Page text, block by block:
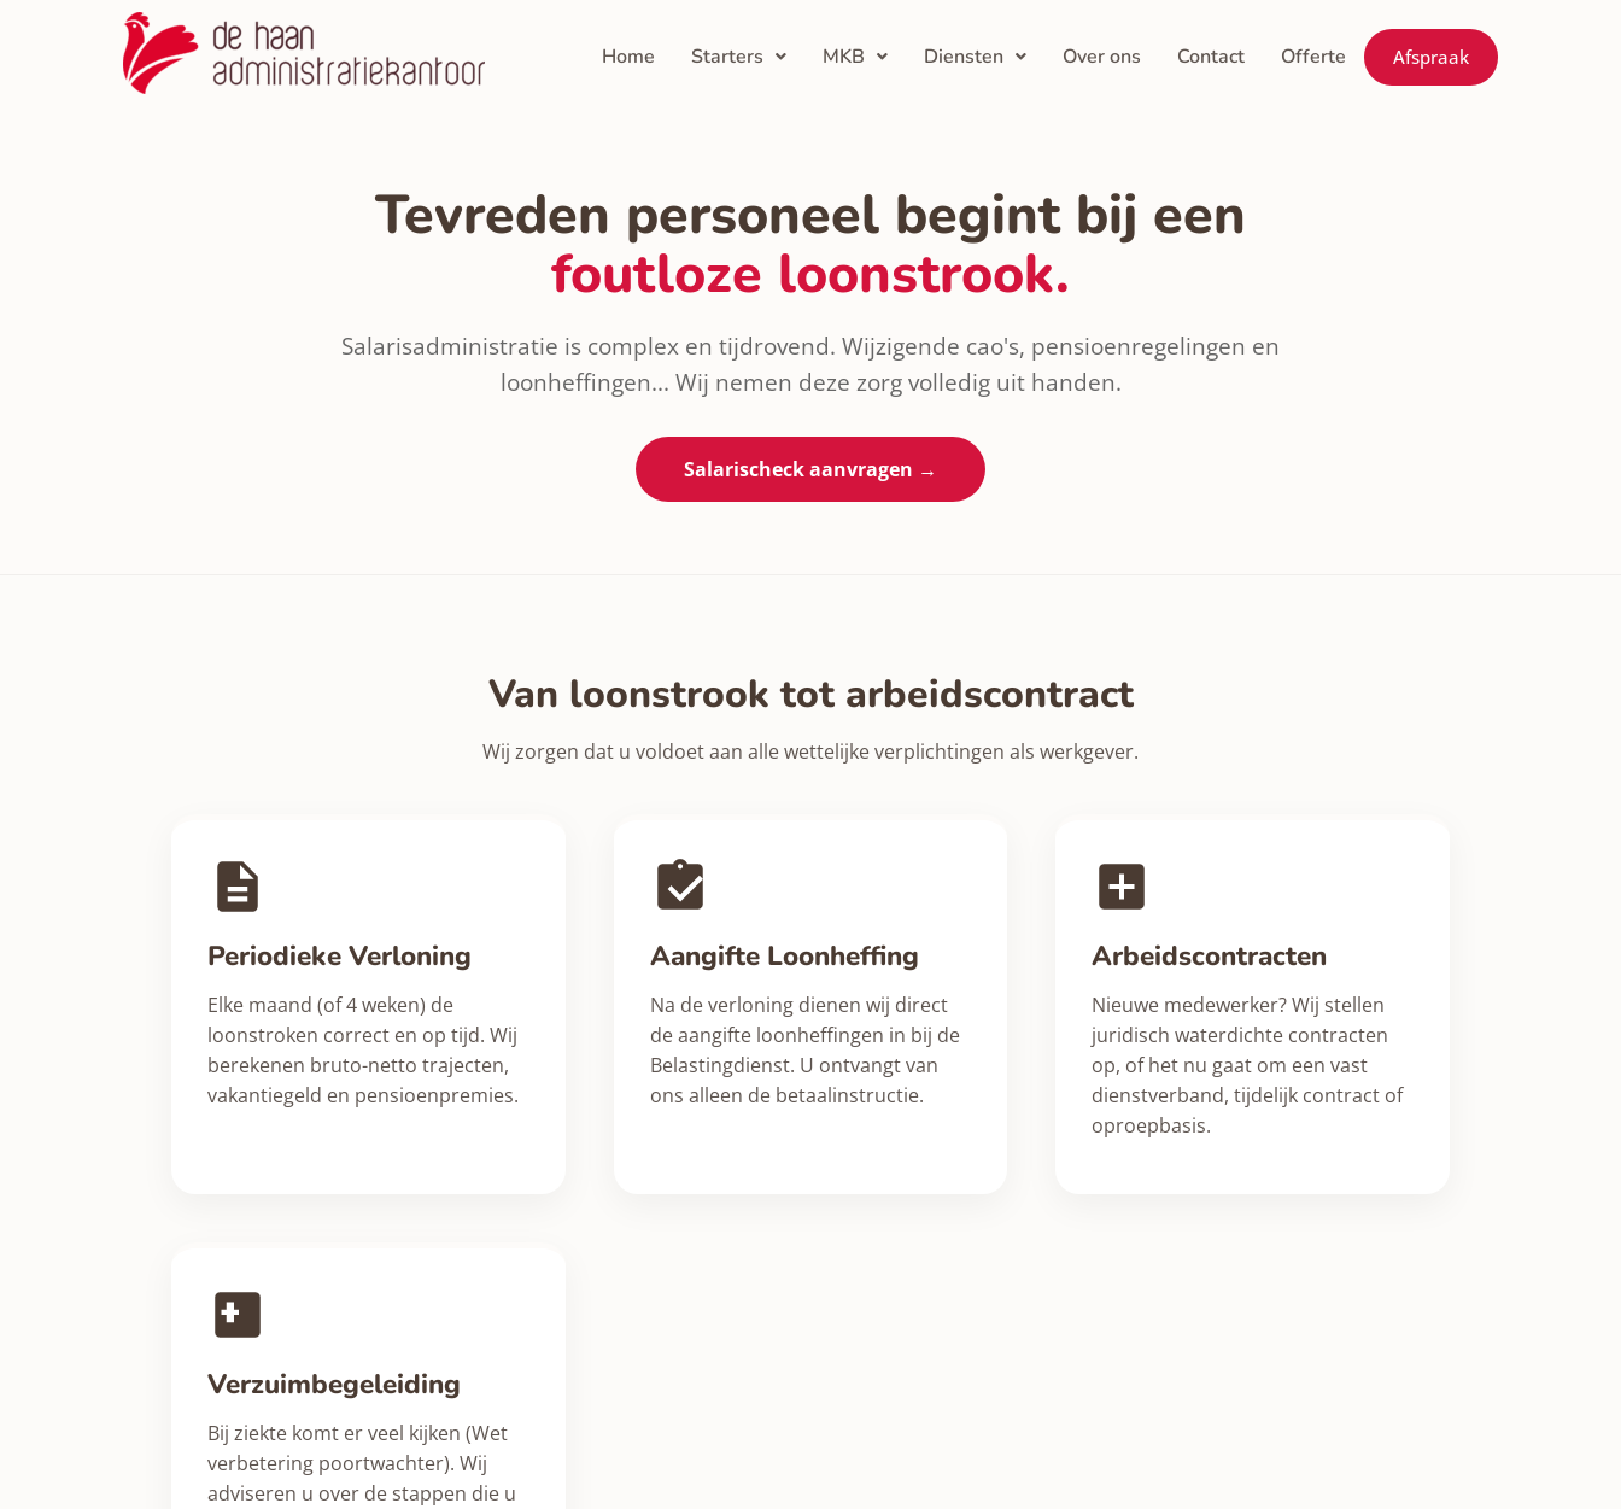
Home Starters MKB Diensten Over ons Contact Offerte Afspraak
Tevreden personeel begint bij een
foutloze loonstrook.
Salarisadministratie is complex en tijdrovend. Wijzigende cao's, pensioenregelingen en
loonheffingen... Wij nemen deze zorg volledig uit handen.
Salarischeck aanvragen →
Van loonstrook tot arbeidscontract
Wij zorgen dat u voldoet aan alle wettelijke verplichtingen als werkgever.
Periodieke Verloning
Elke maand (of 4 weken) de
loonstroken correct en op tijd. Wij
berekenen bruto-netto trajecten,
vakantiegeld en pensioenpremies.
Aangifte Loonheffing
Na de verloning dienen wij direct
de aangifte loonheffingen in bij de
Belastingdienst. U ontvangt van
ons alleen de betaalinstructie.
Arbeidscontracten
Nieuwe medewerker? Wij stellen
juridisch waterdichte contracten
op, of het nu gaat om een vast
dienstverband, tijdelijk contract of
oproepbasis.
Verzuimbegeleiding
Bij ziekte komt er veel kijken (Wet
verbetering poortwachter). Wij
adviseren u over de stappen die u